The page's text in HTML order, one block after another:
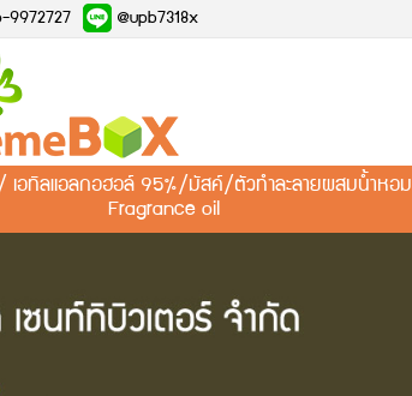
9972727 @upb7318x
เอทิลแอลกอฮอล์ 95%/มัสค์/ตัวทำละลายผสมน้ำหอม
Fragrance oil